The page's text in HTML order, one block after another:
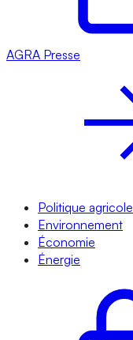
AGRA Presse
Politique agricole
Environnement
Économie
Énergie